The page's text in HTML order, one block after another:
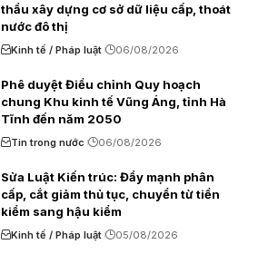
thầu xây dựng cơ sở dữ liệu cấp, thoát
nước đô thị
Kinh tế / Pháp luật 06/08/2026
Phê duyệt Điều chỉnh Quy hoạch
chung Khu kinh tế Vũng Áng, tỉnh Hà
Tĩnh đến năm 2050
Tin trong nước 06/08/2026
Sửa Luật Kiến trúc: Đẩy mạnh phân
cấp, cắt giảm thủ tục, chuyển từ tiền
kiểm sang hậu kiểm
Kinh tế / Pháp luật 05/08/2026